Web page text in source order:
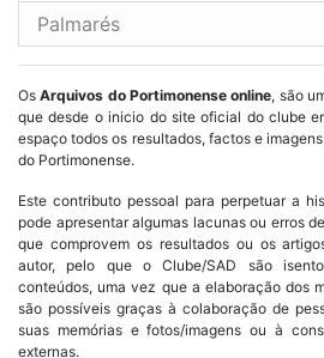
Palmarés
OsArquivos do Portimonense online, são
que desde o inicio do site oficial do clube
espaço todos os resultados, factos e
do Portimonense.
Este contributo pessoal para perpetuar a
pode apresentar algumas lacunas ou erros
que comprovem os resultados ou os
autor, pelo que o Clube/SAD são
conteúdos, uma vez que a elaboração dos
são possíveis graças à colaboração de
suas memórias e fotos/imagens ou à
externas.